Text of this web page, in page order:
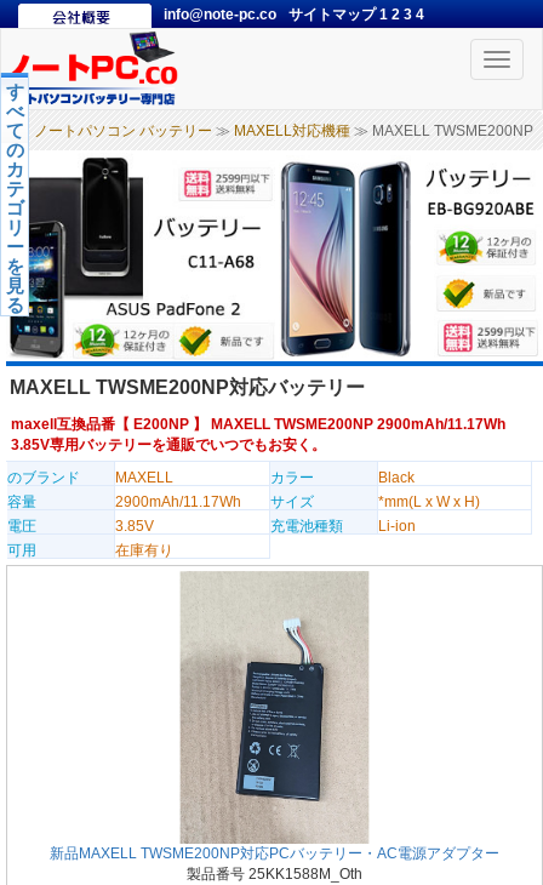
info@note-pc.co サイトマップ1 2 3 4
Toggle
ノートパソコン バッテリー ≫ MAXELL対応機種 ≫ MAXELL TWSME200NP
す
べ
て
の
カ
テ
ゴ
リ
ー
を
見
る
MAXELL TWSME200NP対応バッテリー
maxell互換品番【 E200NP 】 MAXELL TWSME200NP 2900mAh/11.17Wh
3.85V専用バッテリーを通販でいつでもお安く。
のブランド
MAXELL カラー
Black
容量
2900mAh/11.17Wh サイズ
*mm(L x W x H)
電圧
3.85V 充電池種類
Li-ion
可用
在庫有り
新品MAXELL TWSME200NP対応PCバッテリー・AC電源アダプター
製品番号 25KK1588M_Oth